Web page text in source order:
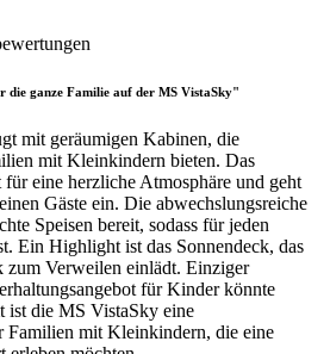
die ganze Familie auf der MS VistaSky"
mit geräumigen Kabinen, die
mit Kleinkindern bieten. Das
eine herzliche Atmosphäre und geht
Gäste ein. Die abwechslungsreiche
Speisen bereit, sodass für jeden
Ein Highlight ist das Sonnendeck, das
zum Verweilen einlädt. Einziger
für Kinder könnte
ist die MS VistaSky eine
Familien mit Kleinkindern, die eine